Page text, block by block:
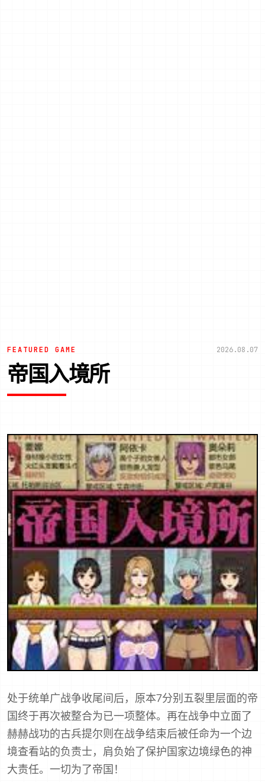
FEATURED GAME 2026.08.07
帝国入境所
处于统单广战争收尾间后，原本7分别五裂里层面的帝
国终于再次被整合为已一项整体。再在战争中立面了
赫赫战功的古兵提尔则在战争结束后被任命为一个边
境查看站的负责士，肩负始了保护国家边境绿色的神
大责任。一切为了帝国！